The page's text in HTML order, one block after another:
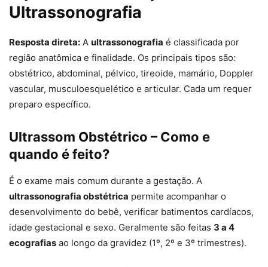
Ultrassonografia
Resposta direta: A ultrassonografia é classificada por
região anatômica e finalidade. Os principais tipos são:
obstétrico, abdominal, pélvico, tireoide, mamário, Doppler
vascular, musculoesquelético e articular. Cada um requer
preparo específico.
Ultrassom Obstétrico – Como e
quando é feito?
É o exame mais comum durante a gestação. A
ultrassonografia obstétrica permite acompanhar o
desenvolvimento do bebê, verificar batimentos cardíacos,
idade gestacional e sexo. Geralmente são feitas 3 a 4
ecografias ao longo da gravidez (1º, 2º e 3º trimestres).